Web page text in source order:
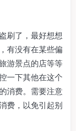
刷了，最好想想
有没有在某些偏
游景点的店等等
一下其他在这个
消费。需要注意
费，以免引起别